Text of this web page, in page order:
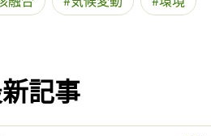
記事